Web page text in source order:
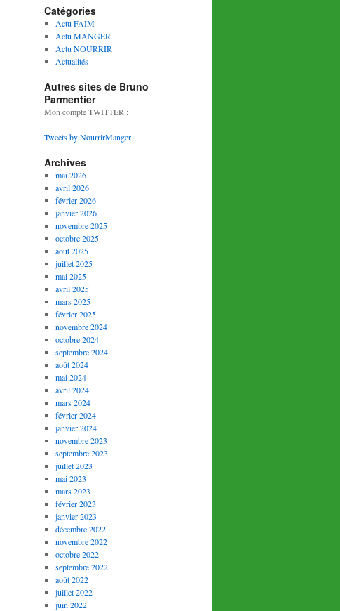
Catégories
Actu FAIM
Actu MANGER
Actu NOURRIR
Actualités
Autres sites de Bruno
Parmentier
Mon compte TWITTER :
Tweets by NourrirManger
Archives
mai 2026
avril 2026
février 2026
janvier 2026
novembre 2025
octobre 2025
août 2025
juillet 2025
mai 2025
avril 2025
mars 2025
février 2025
novembre 2024
octobre 2024
septembre 2024
août 2024
mai 2024
avril 2024
mars 2024
février 2024
janvier 2024
novembre 2023
septembre 2023
juillet 2023
mai 2023
mars 2023
février 2023
janvier 2023
décembre 2022
novembre 2022
octobre 2022
septembre 2022
août 2022
juillet 2022
juin 2022